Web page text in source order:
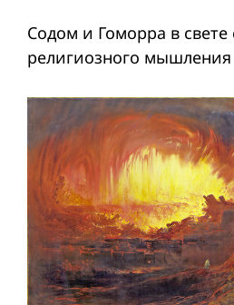
Содом и Гоморра в свете
религиозного мышления